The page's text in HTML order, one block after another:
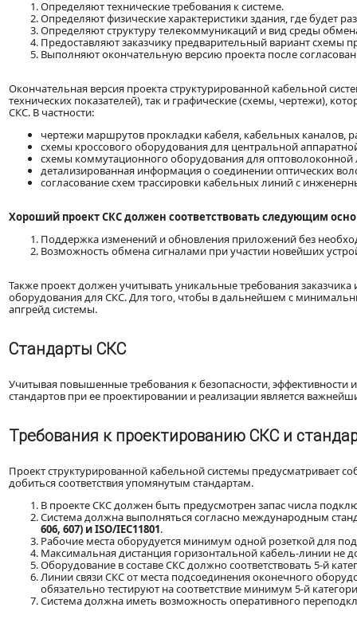
Определяют технические требования к системе.
Определяют физические характеристики здания, где будет
Определяют структуру телекоммуникаций и вид среды
Предоставляют заказчику предварительный вариант схемы
Выполняют окончательную версию проекта после
Окончательная версия проекта структурированной кабельной
технических показателей), так и графические (схемы, чертежи),
СКС. В частности:
чертежи маршрутов прокладки кабеля, кабельных каналов,
схемы кроссового оборудования для центральной
схемы коммутационного оборудования для оптоволоконной
детализированная информация о соединении оптических
согласование схем трассировки кабельных линий с
Хороший проект СКС должен соответствовать следующим
Поддержка изменений и обновления приложений без
Возможность обмена сигналами при участии новейших
Также проект должен учитывать уникальные требования
оборудования для СКС. Для того, чтобы в дальнейшем с
апгрейд системы.
Стандарты СКС
Учитывая повышенные требования к безопасности,
стандартов при ее проектировании и реализации является
Требования к проектированию СКС и
Проект структурированной кабельной системы предусматривает
добиться соответствия упомянутым стандартам.
В проекте СКС должен быть предусмотрен запас числа
Система должна выполняться согласно международным
606, 607) иISO/IEC11801.
Рабочие места оборудуется минимум одной розеткой для
Максимальная дистанция горизонтальной кабель-линии не
Оборудование в составе СКС должно соответствовать 5-й
Линии связи СКС от места подсоединения оконечного
обязательно тестируют на соответствие минимум 5-й
Система должна иметь возможность оперативного